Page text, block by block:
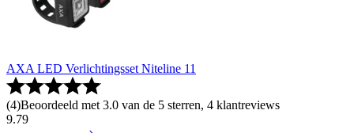
AXA LED Verlichtingsset Niteline 11
(4)Beoordeeld met 3.0 van de 5 sterren, 4 klantreviews
9.79